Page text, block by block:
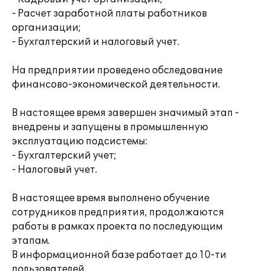
- Расчет заработной платы работников
организации;
- Бухгалтерский и налоговый учет.
На предприятии проведено обследование
финансово-экономической деятельности.
В настоящее время завершен значимый этап -
внедрены и запущены в промышленную
эксплуатацию подсистемы:
- Бухгалтерский учет;
- Налоговый учет.
В настоящее время выполнено обучение
сотрудников предприятия, продолжаются
работы в рамках проекта по последующим
этапам.
В информационной базе работает до 10-ти